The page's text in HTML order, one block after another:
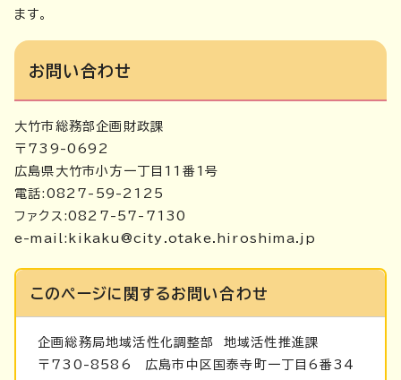
ます。
お問い合わせ
大竹市総務部企画財政課
〒739-0692
広島県大竹市小方一丁目11番1号
電話:0827-59-2125
ファクス:0827-57-7130
e-mail: kikaku@city.otake.hiroshima.jp
このページに関するお問い合わせ
企画総務局地域活性化調整部 地域活性推進課
〒730-8586 広島市中区国泰寺町一丁目6番34